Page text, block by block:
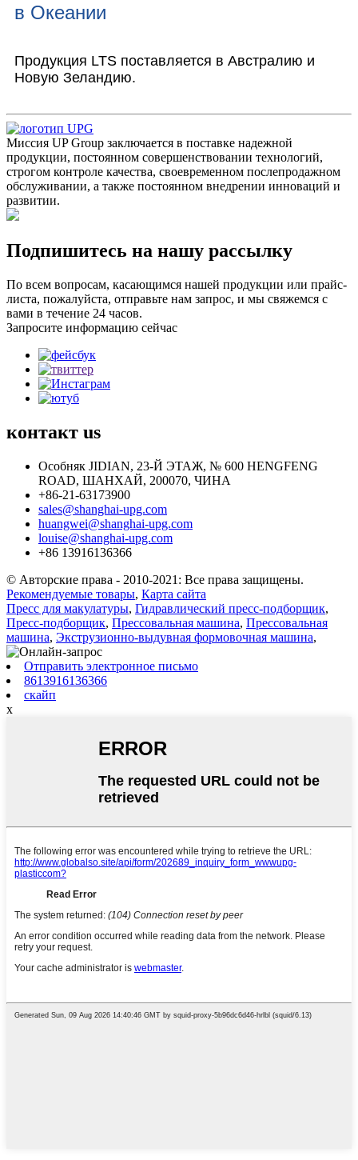
в Океании
Продукция LTS поставляется в Австралию и
Новую Зеландию.
Миссия UP Group заключается в поставке надежной
продукции, постоянном совершенствовании технологий,
строгом контроле качества, своевременном послепродажном
обслуживании, а также постоянном внедрении инноваций и
развитии.
Подпишитесь на нашу рассылку
По всем вопросам, касающимся нашей продукции или прайс-
листа, пожалуйста, отправьте нам запрос, и мы свяжемся с
вами в течение 24 часов.
Запросите информацию сейчас
контакт us
Особняк JIDIAN, 23-Й ЭТАЖ, № 600 HENGFENG
ROAD, ШАНХАЙ, 200070, ЧИНА
+86-21-63173900
sales@shanghai-upg.com
huangwei@shanghai-upg.com
louise@shanghai-upg.com
+86 13916136366
© Авторские права - 2010-2021: Все права защищены.
Рекомендуемые товары, Карта сайта
Пресс для макулатуры, Гидравлический пресс-подборщик,
Пресс-подборщик, Прессовальная машина, Прессовальная
машина, Экструзионно-выдувная формовочная машина,
Отправить электронное письмо
8613916136366
скайп
x